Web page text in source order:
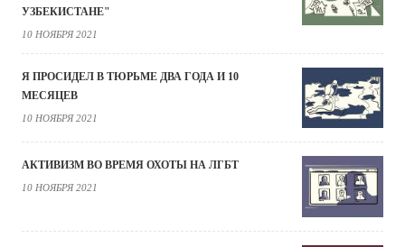
УЗБЕКИСТАНЕ"
10 НОЯБРЯ 2021
Я ПРОСИДЕЛ В ТЮРЬМЕ ДВА ГОДА И 10
МЕСЯЦЕВ
10 НОЯБРЯ 2021
АКТИВИЗМ ВО ВРЕМЯ ОХОТЫ НА ЛГБТ
10 НОЯБРЯ 2021